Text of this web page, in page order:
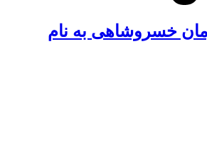
خسروشاهی به نام